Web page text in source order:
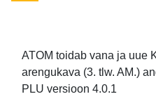
ATOM toidab vana ja uue
arengukava (3. tlw. AM.)
PLU versioon 4.0.1